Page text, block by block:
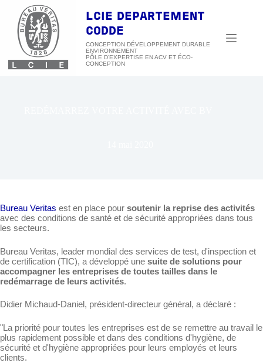
contenu
LCIE DEPARTEMENT
CODDE
CONCEPTION DÉVELOPPEMENT DURABLE
ENVIRONNEMENT
Bureau Veritas est en place pour soutenir la reprise des activités
avec des conditions de santé et de sécurité appropriées dans tous
les secteurs.
Bureau Veritas, leader mondial des services de test, d'inspection et
de certification (TIC), a développé une suite de solutions pour
accompagner les entreprises de toutes tailles dans le
redémarrage de leurs activités.
Didier Michaud-Daniel, président-directeur général, a déclaré :
"La priorité pour toutes les entreprises est de se remettre au travail le
plus rapidement possible et dans des conditions d'hygiène, de
sécurité et d'hygiène appropriées pour leurs employés et leurs
clients.